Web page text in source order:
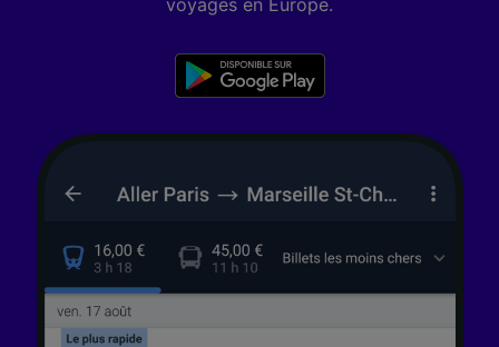
voyages en Europe.
études d’audience et développement de
Liste de nos partenaires (fournisseurs)